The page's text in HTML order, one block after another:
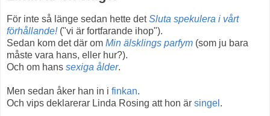
För inte så länge sedan hette detSluta spekulera i vårt
förhållande!("vi är fortfarande ihop").
Sedan kom det där om Min älsklings parfym (som ju bara
måste vara hans, eller hur?).
Och om hans sexiga ålder.
Men sedan åker han in i finkan.
Och vips deklarerar Linda Rosing att hon är singel .